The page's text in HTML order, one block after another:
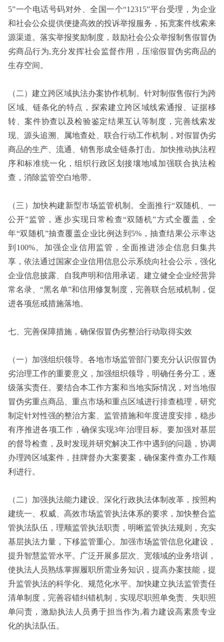
5”一个电话号码对外、全国一个“12315”平台受理，为企业
和社会公众提供便捷高效的投诉举报服务，拓宽案件线索来
源渠道。落实举报奖励制度，鼓励社会公众举报制售假冒伪
劣商品行为,充分发挥社会监督作用，压缩假冒伪劣商品的
生存空间。
（二）建立跨区域执法办案协作机制。针对制假售假行为跨
区域、链条化的特点，探索建立跨区域线索通报、证据移
转、案件协查以及检验鉴定结果互认等制度，完善线索发
现、源头追溯、属地查处、联合行动工作机制，对假冒伪劣
商品的生产、流通、销售形成全链条打击。加快推动执法程
序和标准统一化，组织行政区划接壤地域加强联合执法检
查，消除监管空白地带。
（三）加快构建新型市场监管机制。全面推行“双随机、一
公开”监管，逐步实现日常检查“双随机”方式全覆盖，全
年“双随机”抽查覆盖企业比例达到5%，抽查结果公示率达
到100%。加强企业信用监管，全面推进涉企信息归集共
享，依法通过国家企业信用信息公示系统向社会公示，强化
企业信息披露、自我声明和信用承诺。建立健全企业经营异
常名录、“黑名单”和信用修复制度，完善联合惩戒机制，促
进各项惩戒措施落地。
七、完善保障措施，确保假冒伪劣整治行动取得实效
（一）加强组织领导。各地市场监管部门要充分认识假冒伪
劣治理工作的重要意义，加强组织领导，明确任务分工，逐
级落实责任。要结合本工作方案和当地实际情况，对当地假
冒伪劣重点商品、重点市场和重点区域进行排查梳理，研究
制定针对性强的整治方案、监管措施和年度进度安排，稳步
有序推进各项工作，确保实现3年治理目标。要加强对基层
的督导检查，及时发现并研究解决工作中遇到的问题，协调
办理跨区域案件，挂牌督办大案要案，确保案件查办工作顺
利进行。
（二）加强执法能力建设。深化行政执法体制改革，按照构
建统一、权威、高效市场监管执法体系的要求，加快整合监
管执法队伍，理顺监管执法职责，明晰监管执法规则，充实
基层执法力量，下移监管重心。加强市场监管信息化建设，
提升智慧监管水平。广泛开展多层次、宽领域的业务培训，
使执法人员熟练掌握履职所需业务知识，提高办案技能，提
升监管执法的科学化、规范化水平。加快建立执法监管责任
清单制度，完善容错纠错机制，实现尽职照单免责、失职照
单问责，激励执法人员勇于担当作为,着力建设高素质专业
化的执法队伍。